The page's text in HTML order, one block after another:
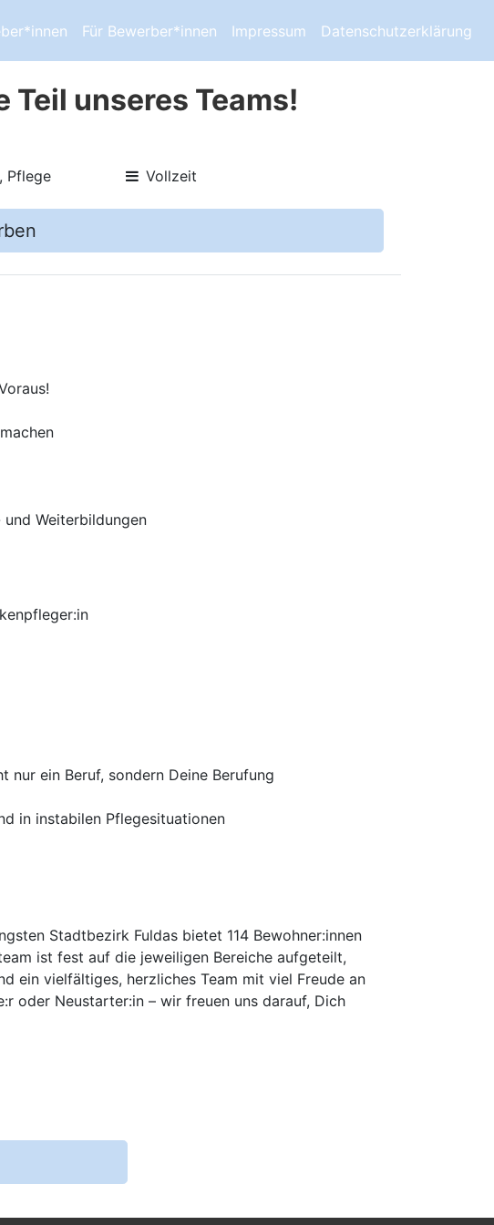
Für Bewerber*innen Impressum Datenschutzerklärung
unseres Teams!
Pflege Vollzeit
Weiterbildungen
nur ein Beruf, sondern Deine Berufung
in instabilen Pflegesituationen
Stadtbezirk Fuldas bietet 114 Bewohner:innen
ist fest auf die jeweiligen Bereiche aufgeteilt,
ein vielfältiges, herzliches Team mit viel Freude an
oder Neustarter:in – wir freuen uns darauf, Dich